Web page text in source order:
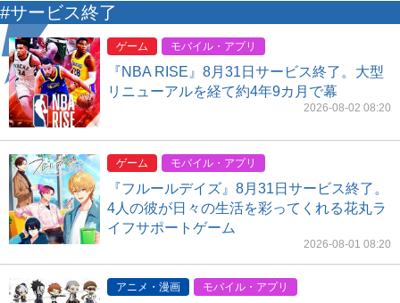
#サービス終了
ゲーム モバイル・アプリ
『NBA RISE』8月31日サービス終了。大型
リニューアルを経て約4年9カ月で幕
2026-08-02 08:20
ゲーム モバイル・アプリ
『フルールデイズ』8月31日サービス終了。
4人の彼が日々の生活を彩ってくれる花丸ラ
イフサポートゲーム
2026-08-01 08:20
アニメ・漫画 モバイル・アプリ